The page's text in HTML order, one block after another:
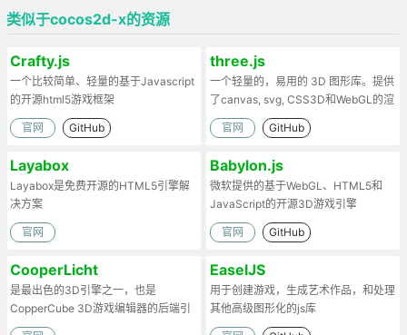
类似于cocos2d-x的资源
Crafty.js
一个比较简单、轻量的基于Javascript
的开源html5游戏框架
官网 GitHub
three.js
一个轻量的，易用的 3D 图形库。提供
了canvas, svg, CSS3D和WebGL的渲
染器
官网 GitHub
Layabox
Layabox是免费开源的HTML5引擎解
决方案
官网
Babylon.js
微软提供的基于WebGL、HTML5和
JavaScript的开源3D游戏引擎
官网 GitHub
CooperLicht
是最出色的3D引擎之一，也是
CopperCube 3D游戏编辑器的后端引
擎。
EaselJS
用于创建游戏，生成艺术作品，和处理
其他高级图形化的js库